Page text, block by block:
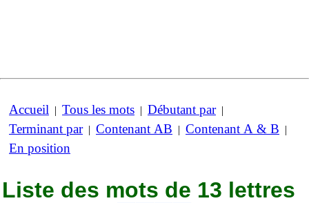
Accueil | Tous les mots | Débutant par|
Terminant par| Contenant AB | Contenant A & B |
En position
Liste des mots de 13 lettres